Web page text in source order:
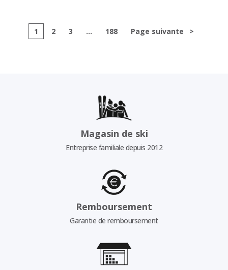
1 2 3 ... 188 Page suivante >
Magasin de ski
Entreprise familiale depuis 2012
Remboursement
Garantie de remboursement